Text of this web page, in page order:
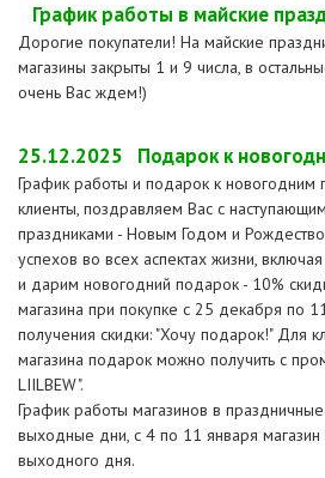
График работы в майские
Дорогие покупатели! На майские
магазины закрыты 1 и 9 числа, в
очень Вас ждем!)
25.12.2025 Подарок к
График работы и подарок к
клиенты, поздравляем Вас с
праздниками - Новым Годом и
успехов во всех аспектах жизни,
и дарим новогодний подарок - 10%
магазина при покупке с 25 декабря по
получения скидки: "Хочу подарок!" Для
магазина подарок можно получить с
LIILBEW".
График работы магазинов в
выходные дни, с 4 по 11 января магазин
выходного дня.